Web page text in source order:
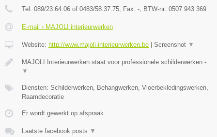
Tel: 089/23.64.06 of 0483/58.37.75 , Fax: - , BTW-nr: 0507 943 369
E-mail › MAJOLI interieurwerken
Website: http://www.majoli-interieurwerken.be Screenshot ▼
MAJOLI Interieurwerken staat voor professionele schilderwerken -
▼
Diensten: Schilderwerken, Behangwerken, Vloerbekledingswerken,
Raamdecoratie
Er wordt gewerkt op afspraak.
Laatste facebook posts ▼